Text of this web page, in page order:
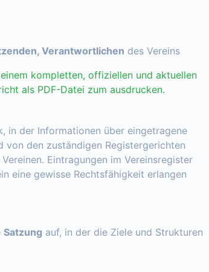
Verantwortlichen des Vereins
kompletten, offiziellen und aktuellen
als PDF-Datei zum ausdrucken.
in der Informationen über eingetragene
von den zuständigen Registergerichten
Eintragungen im Vereinsregister
eine gewisse Rechtsfähigkeit erlangen
Satzung auf, in der die Ziele und Strukturen